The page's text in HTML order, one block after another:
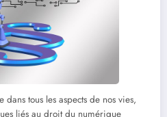
tous les aspects de nos vies,
liés au droit du numérique